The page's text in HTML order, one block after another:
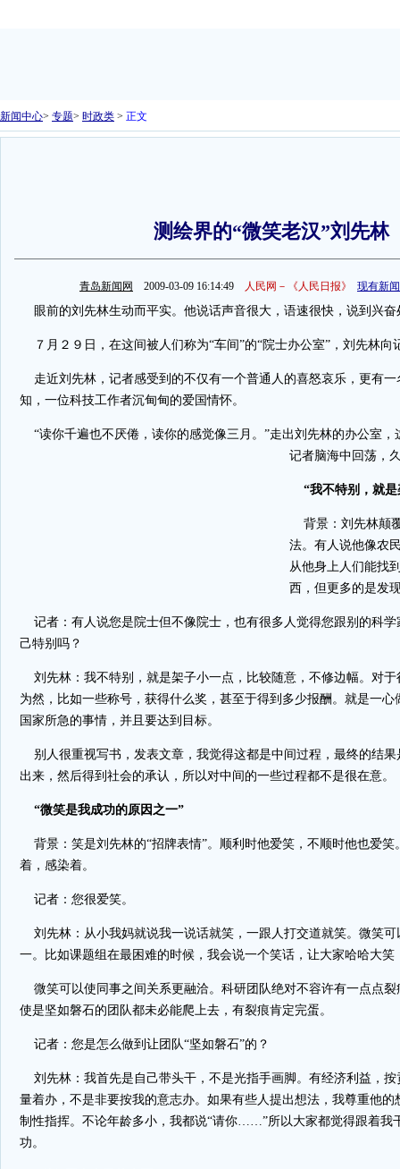
新闻中心> 专题> 时政类 > 正文
测绘界的“微笑老汉”刘先林
青岛新闻网 2009-03-09 16:14:49 人民网－《人民日报》 现有新
眼前的刘先林生动而平实。他说话声音很大，语速很快，说到兴奋
７月２９日，在这间被人们称为“车间”的“院士办公室”，刘先林向
走近刘先林，记者感受到的不仅有一个普通人的喜怒哀乐，更有一
知，一位科技工作者沉甸甸的爱国情怀。
“读你千遍也不厌倦，读你的感觉像三月。”走出刘先林的办公室，
记者脑海中回荡，
“我不特别，就是
背景：刘先林颠
法。有人说他像农
从他身上人们能找
西，但更多的是发
记者：有人说您是院士但不像院士，也有很多人觉得您跟别的科学
己特别吗？
刘先林：我不特别，就是架子小一点，比较随意，不修边幅。对于
为然，比如一些称号，获得什么奖，甚至于得到多少报酬。就是一心
国家所急的事情，并且要达到目标。
别人很重视写书，发表文章，我觉得这都是中间过程，最终的结果
出来，然后得到社会的承认，所以对中间的一些过程都不是很在意。
“微笑是我成功的原因之一”
背景：笑是刘先林的“招牌表情”。顺利时他爱笑，不顺时他也爱笑
着，感染着。
记者：您很爱笑。
刘先林：从小我妈就说我一说话就笑，一跟人打交道就笑。微笑可
一。比如课题组在最困难的时候，我会说一个笑话，让大家哈哈大笑
微笑可以使同事之间关系更融洽。科研团队绝对不容许有一点点裂
使是坚如磐石的团队都未必能爬上去，有裂痕肯定完蛋。
记者：您是怎么做到让团队“坚如磐石”的？
刘先林：我首先是自己带头干，不是光指手画脚。有经济利益，按
量着办，不是非要按我的意志办。如果有些人提出想法，我尊重他的
制性指挥。不论年龄多小，我都说“请你……”所以大家都觉得跟着我
功。